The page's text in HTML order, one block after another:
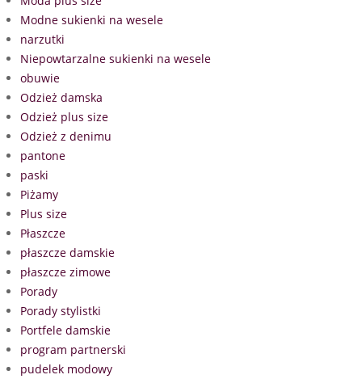
Modne sukienki na wesele
narzutki
Niepowtarzalne sukienki na wesele
obuwie
Odzież damska
Odzież plus size
Odzież z denimu
pantone
paski
Piżamy
Plus size
Płaszcze
płaszcze damskie
płaszcze zimowe
Porady
Porady stylistki
Portfele damskie
program partnerski
pudelek modowy